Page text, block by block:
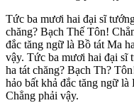
Tức ba mươi hai đại sĩ
chăng? Bạch Thế Tôn!
đắc tăng ngữ là Bồ tát Ma
vậy. Tức ba mươi hai đại sĩ
ha tát chăng? Bạch Th?
hảo bất khả đắc tăng ngữ
Chẳng phải vậy.